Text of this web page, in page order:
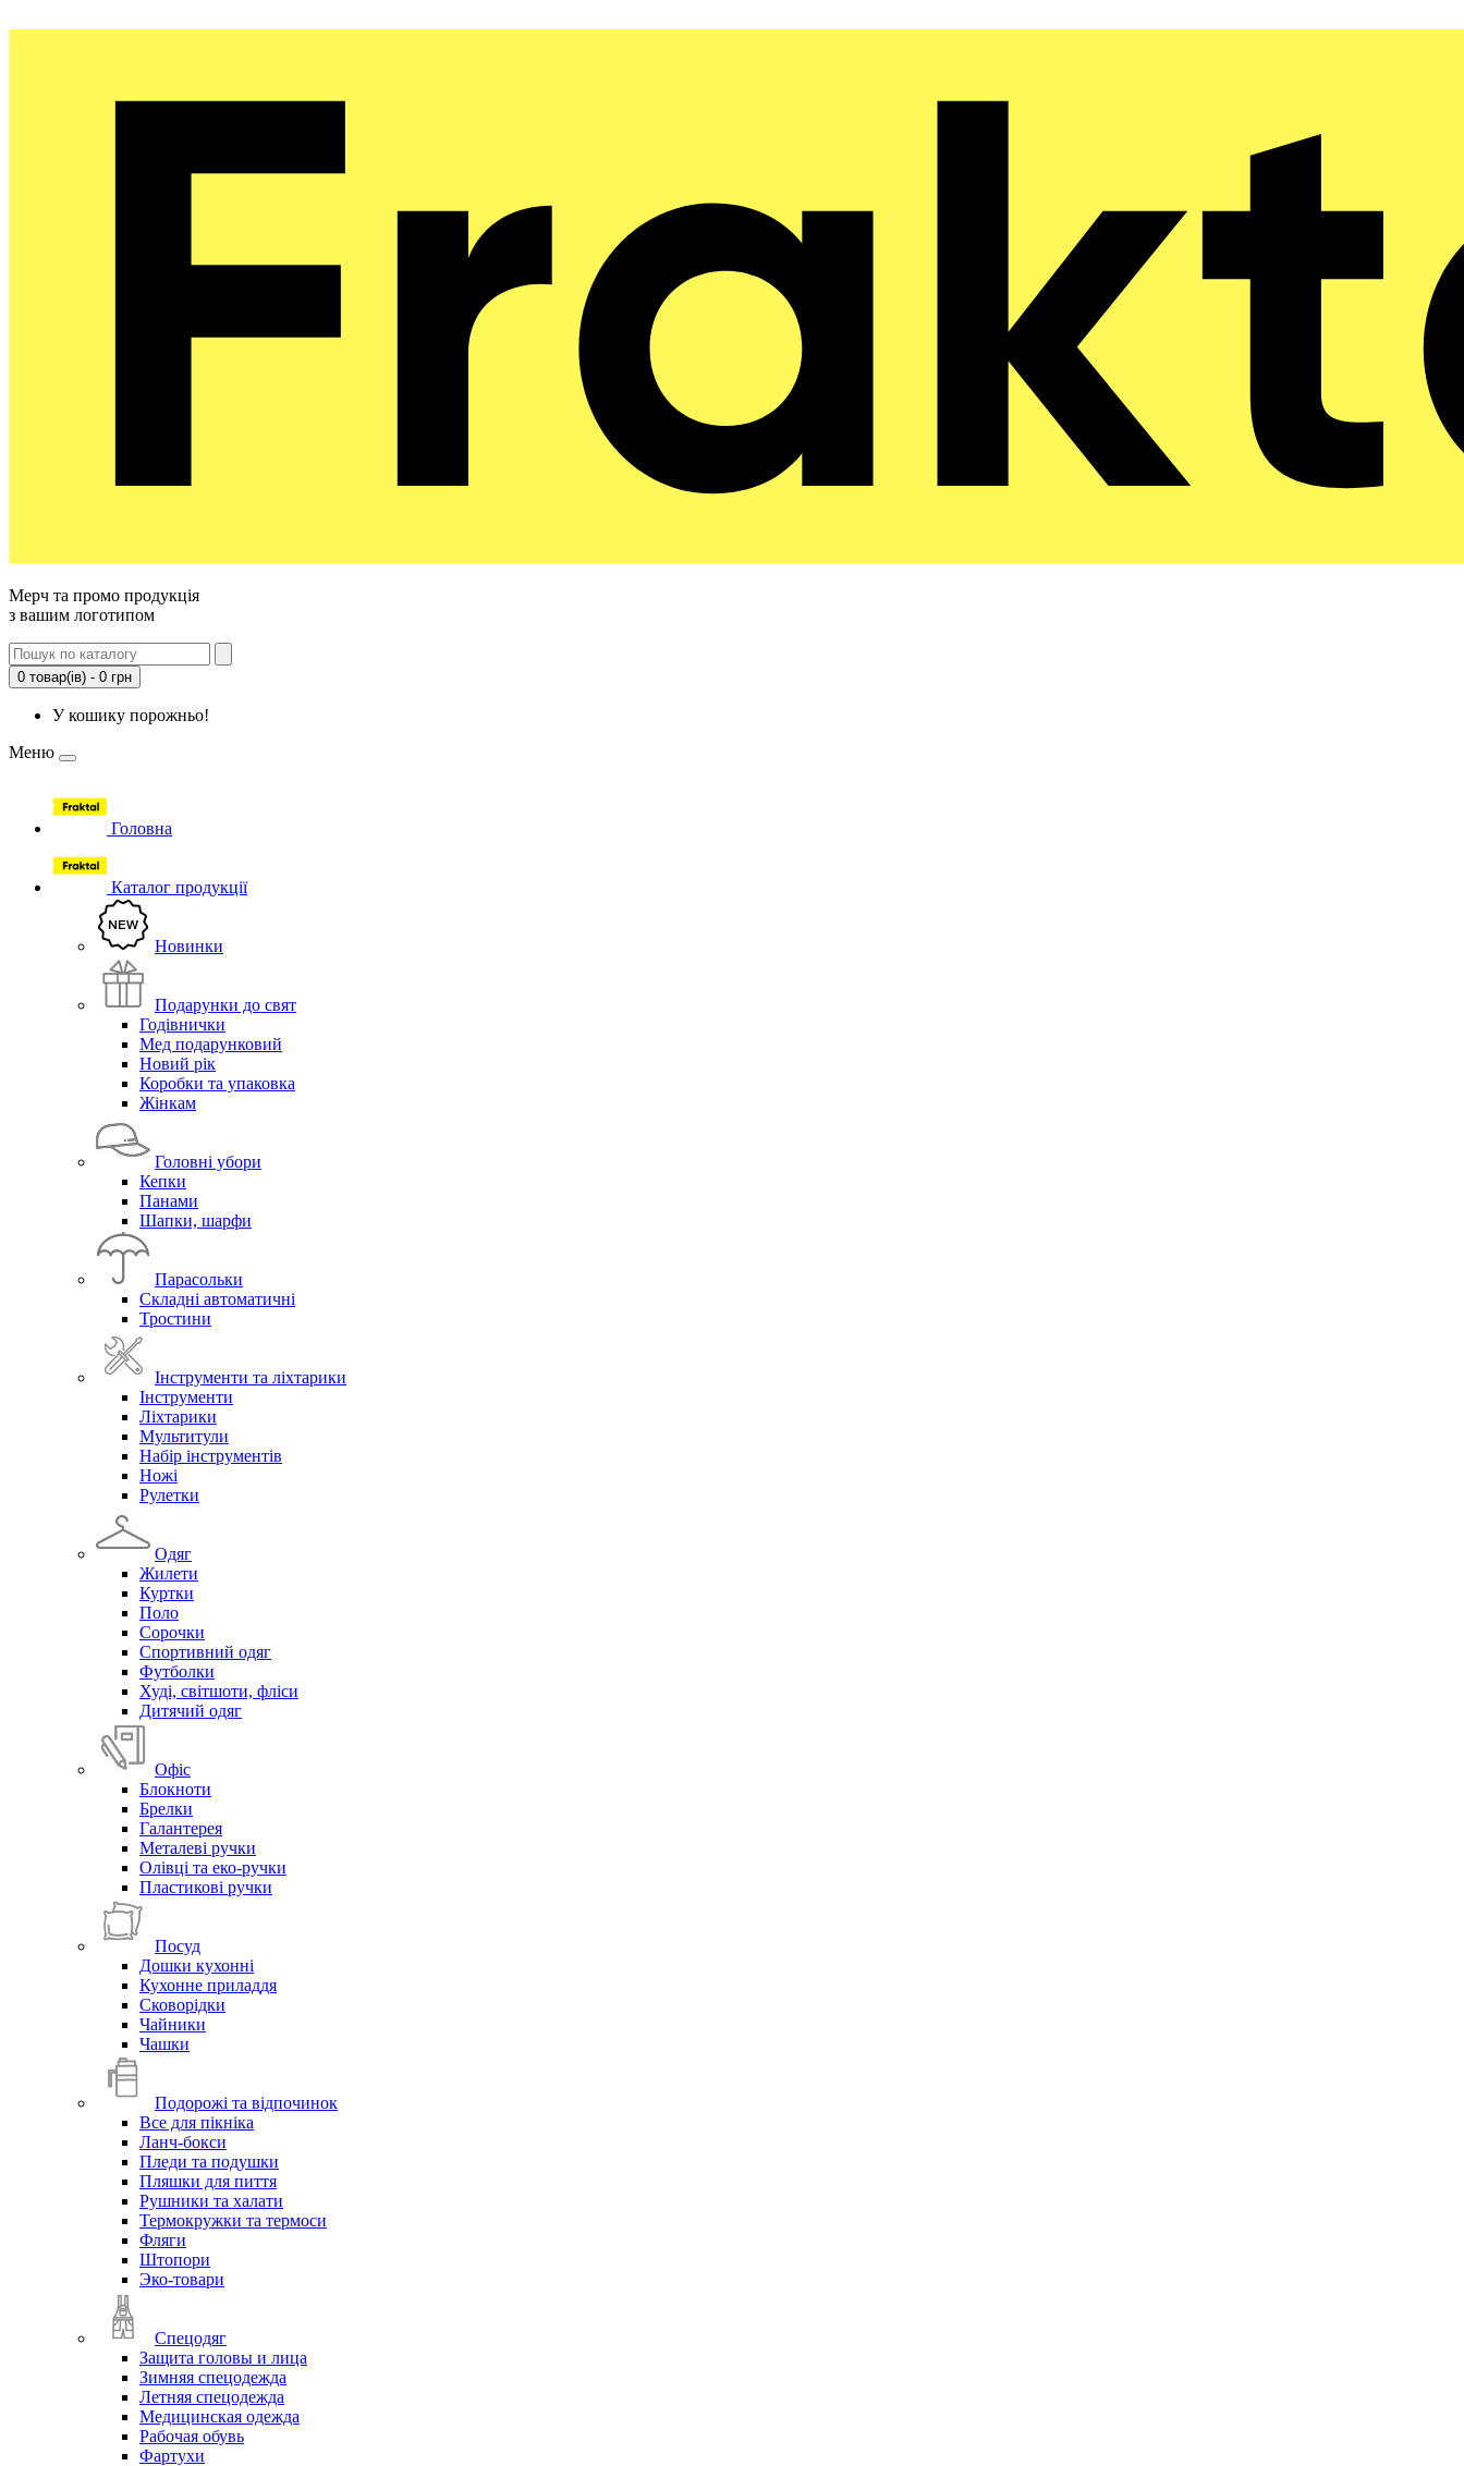
Мерч та промо продукція
з вашим логотипом
0 товар(ів) - 0 грн
У кошику порожньо!
Меню
Головна
Каталог продукції
Новинки
Подарунки до свят
Годівнички
Мед подарунковий
Новий рік
Коробки та упаковка
Жінкам
Головні убори
Кепки
Панами
Шапки, шарфи
Парасольки
Складні автоматичні
Тростини
Інструменти та ліхтарики
Інструменти
Ліхтарики
Мультитули
Набір інструментів
Ножі
Рулетки
Одяг
Жилети
Куртки
Поло
Сорочки
Спортивний одяг
Футболки
Худі, світшоти, фліси
Дитячий одяг
Офіс
Блокноти
Брелки
Галантерея
Металеві ручки
Олівці та еко-ручки
Пластикові ручки
Посуд
Дошки кухонні
Кухонне приладдя
Сковорідки
Чайники
Чашки
Подорожі та відпочинок
Все для пікніка
Ланч-бокси
Пледи та подушки
Пляшки для пиття
Рушники та халати
Термокружки та термоси
Фляги
Штопори
Эко-товари
Спецодяг
Защита головы и лица
Зимняя спецодежда
Летняя спецодежда
Медицинская одежда
Рабочая обувь
Фартухи